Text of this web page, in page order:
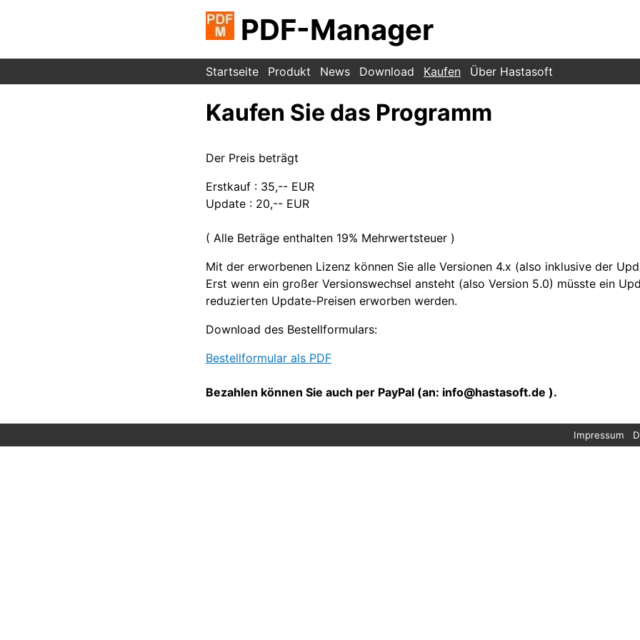
PDF-Manager
Startseite Produkt News Download Kaufen Über Hastasoft
Kaufen Sie das Programm
Der Preis beträgt
Erstkauf : 35,-- EUR
Update : 20,-- EUR
( Alle Beträge enthalten 19% Mehrwertsteuer )
Mit der erworbenen Lizenz können Sie alle Versionen 4.x (also inklusive der
Erst wenn ein großer Versionswechsel ansteht (also Version 5.0) müsste ein
reduzierten Update-Preisen erworben werden.
Download des Bestellformulars:
Bestellformular als PDF
Bezahlen können Sie auch per PayPal (an: info@hastasoft.de ).
Impressum